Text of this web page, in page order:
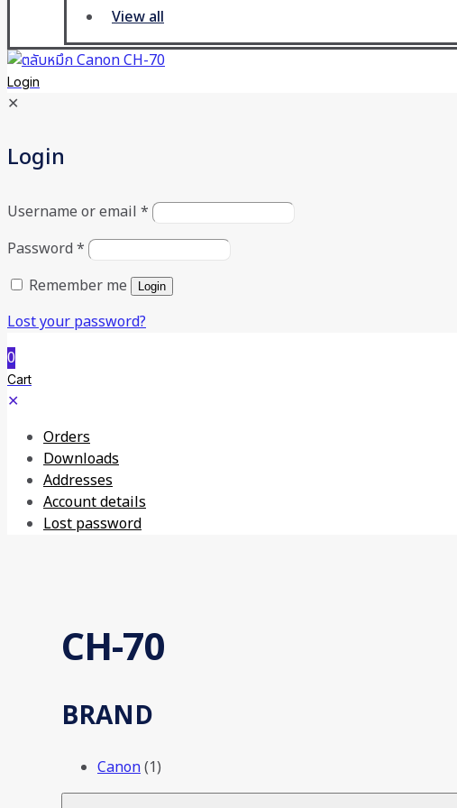
View all
Login
✕
Login
Username or email *
Password *
Remember me
Login
Lost your password?
0
Cart
✕
Orders
Downloads
Addresses
Account details
Lost password
CH-70
BRAND
Canon(1)